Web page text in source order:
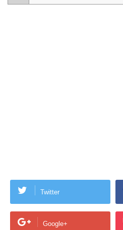
Twitter
Google+